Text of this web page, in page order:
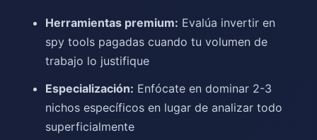
Herramientas premium: Evalúa invertir en
spy tools pagadas cuando tu volumen de
trabajo lo justifique
Especialización: Enfócate en dominar 2-3
nichos específicos en lugar de analizar todo
superficialmente